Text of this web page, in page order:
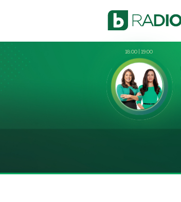
18:00 19:00